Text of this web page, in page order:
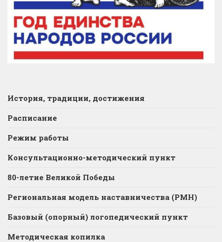
История, традиции, достижения
Расписание
Режим работы
Консультационно-методический пункт
80-летие Великой Победы
Региональная модель наставничества (РМН)
Базовый (опорный) логопедический пункт
Методическая копилка